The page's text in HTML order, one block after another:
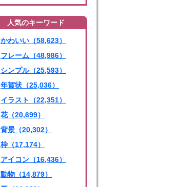
人気のキーワード
かわいい（58,623）
フレーム（48,986）
シンプル（25,593）
年賀状（25,036）
イラスト（22,351）
花（20,699）
背景（20,302）
枠（17,174）
アイコン（16,436）
動物（14,879）